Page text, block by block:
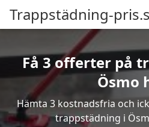
Trappstädning-
Få 3 offerter på
Ösmo
Hämta 3 kostnadsfria och
trappstädning i